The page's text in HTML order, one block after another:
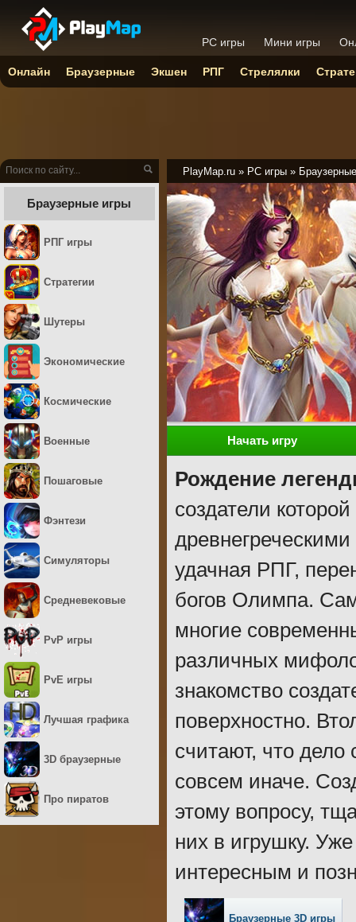
PlayMap.ru » PC игры » Браузерные
Начать игру
Рождение
создатели
удачная РПГ,
богов Олимпа.
многие
различных
знакомство
поверхностно.
считают, что дело
совсем иначе.
этому вопросу,
них в игрушку.
интересным и
Браузерные 3D игры
Браузерные игры
РПГ игры
Стратегии
Шутеры
Экономические
Космические
Военные
Пошаговые
Фэнтези
Симуляторы
Средневековые
PvP игры
PvE игры
Лучшая графика
3D браузерные
Про пиратов
PC игры Мини игры
Онлайн Браузерные Экшен РПГ Стрелялки